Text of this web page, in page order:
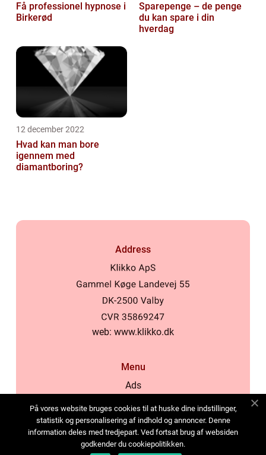
Få professionel hypnose i
Birkerød
Sparepenge – de penge
du kan spare i din
hverdag
12 december 2022
Hvad kan man bore
igennem med
diamantboring?
Address
web: www.klikko.dk
Menu
Ads
Cookies
Contact
Sitemap
På vores website bruges cookies til at huske dine indstillinger,
statistik og personalisering af indhold og annoncer. Denne
information deles med tredjepart. Ved fortsat brug af websiden
godkender du cookiepolitikken.